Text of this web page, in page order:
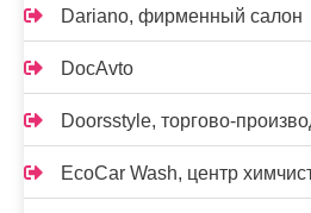
Dariano, фирменный салон
DocAvto
Doorsstyle, торгово-
EcoCar Wash, центр